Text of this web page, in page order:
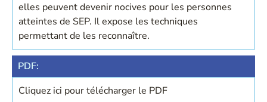
elles peuvent devenir nocives pour les personnes
atteintes de SEP. Il expose les techniques
permettant de les reconnaître.
PDF:
Cliquez ici pour télécharger le PDF